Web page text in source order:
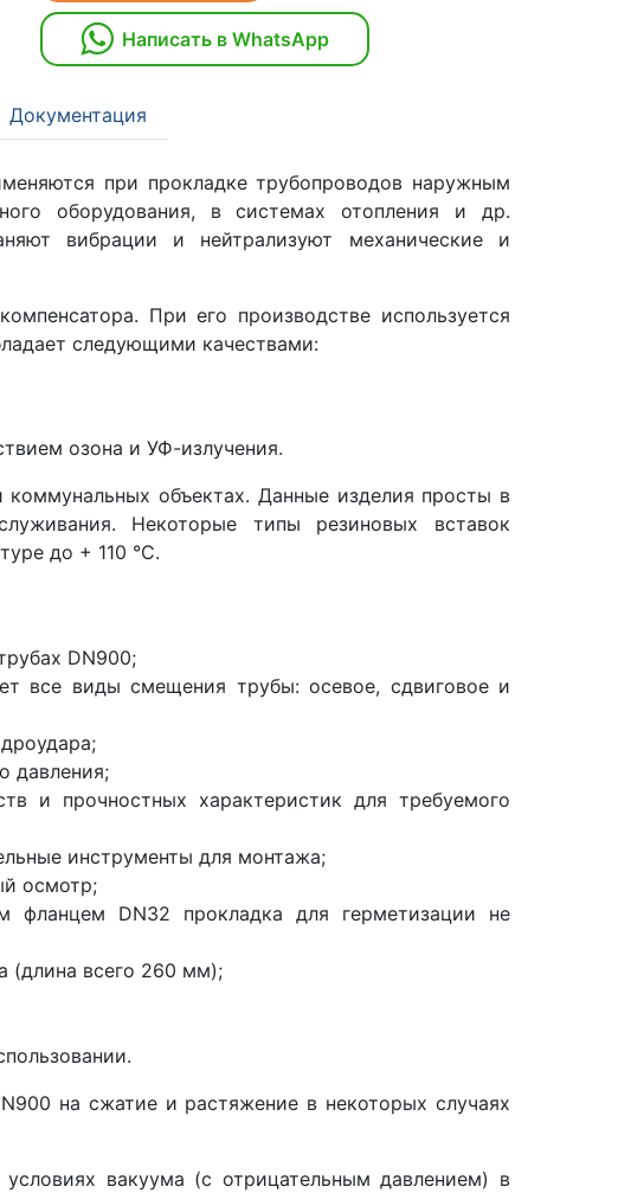
Написать в WhatsApp
Документация
при прокладке трубопроводов наружным
оборудования, в системах отопления и др.
вибрации и нейтрализуют механические и
При его производстве используется
следующими качествами:
озона и УФ-излучения.
объектах. Данные изделия просты в
Некоторые типы резиновых вставок
до + 110 °C.
DN900;
все виды смещения трубы: осевое, сдвиговое и
давления;
и прочностных характеристик для требуемого
инструменты для монтажа;
осмотр;
фланцем DN32 прокладка для герметизации не
(длина всего 260 мм);
на сжатие и растяжение в некоторых случаях
вакуума (с отрицательным давлением) в